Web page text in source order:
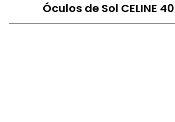
Óculos de Sol CELINE